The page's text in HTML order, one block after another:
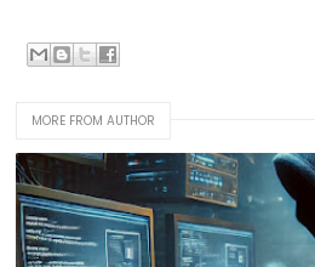
MORE FROM AUTHOR